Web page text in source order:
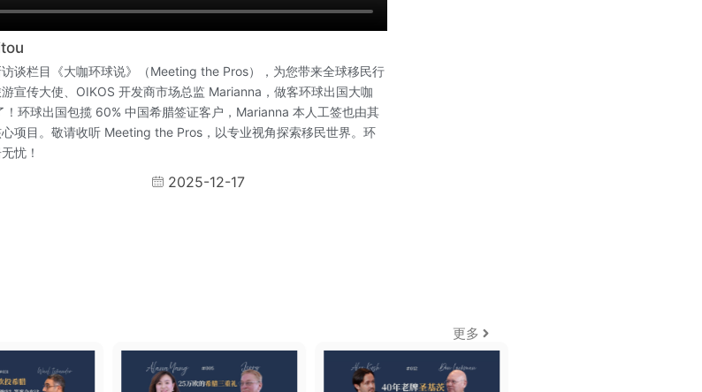
谈栏目《大咖环球说》（Meeting the Pros），为您带来全球移民行
宣传大使、OIKOS 开发商市场总监 Marianna，做客环球出国大咖
！环球出国包揽 60% 中国希腊签证客户，Marianna 本人工签也由其
项目。敬请收听 Meeting the Pros，以专业视角探索移民世界。环
忧！
2025-12-17
更多